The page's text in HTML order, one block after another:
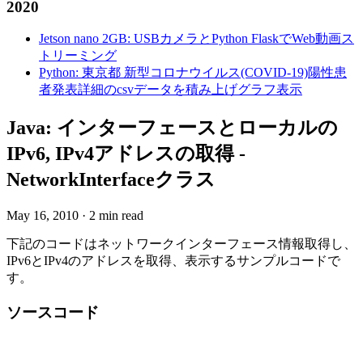
2020
Jetson nano 2GB: USBカメラとPython FlaskでWeb動画ス
トリーミング
Python: 東京都 新型コロナウイルス(COVID-19)陽性患
者発表詳細のcsvデータを積み上げグラフ表示
Java: インターフェースとローカルの
IPv6, IPv4アドレスの取得 -
NetworkInterfaceクラス
May 16, 2010 · 2 min read
下記のコードはネットワークインターフェース情報取得し、
IPv6とIPv4のアドレスを取得、表示するサンプルコードで
す。
ソースコード